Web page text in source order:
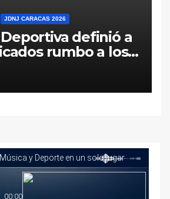
JDNJ CARACAS 2026
Deportiva definió a
rumbo a los
Juveniles Caracas